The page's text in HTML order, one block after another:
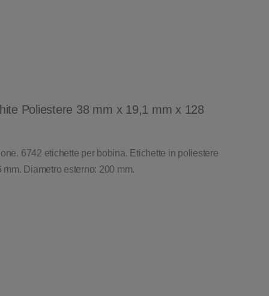
Poliestere 38 mm x 19,1 mm x 128
6742 etichette per bobina. Etichette in poliestere
Diametro esterno: 200 mm.